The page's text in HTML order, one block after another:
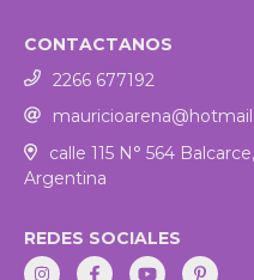
CONTACTANOS
2266 677192
calle 115 N° 564
Argentina
REDES SOCIALES